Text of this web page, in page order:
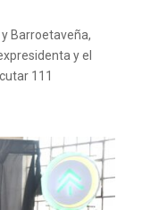
y Barroetaveña,
y el
111